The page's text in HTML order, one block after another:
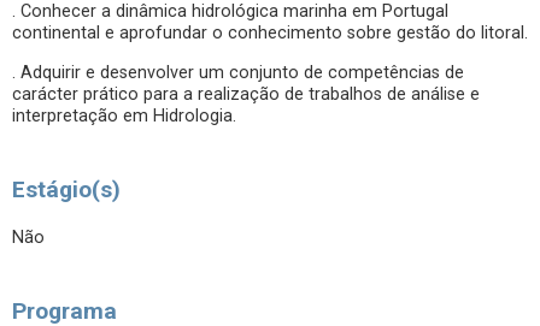
. Conhecer a dinâmica hidrológica marinha em Portugal
continental e aprofundar o conhecimento sobre gestão do litoral.
. Adquirir e desenvolver um conjunto de competências de
carácter prático para a realização de trabalhos de análise e
interpretação em Hidrologia.
Estágio(s)
Não
Programa